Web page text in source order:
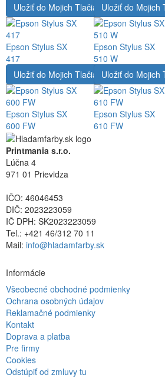
Uložiť do Mojich Tlačiarní
Epson Stylus SX
417
Uložiť do Mojich
Epson Stylus SX
510 W
Uložiť do Mojich Tlačiarní
Epson Stylus SX
600 FW
Uložiť do Mojich
Epson Stylus SX
610 FW
Printmania s.r.o.
Lúčna 4
971 01 Prievidza
IČO: 46046453
DIČ: 2023223059
IČ DPH: SK2023223059
Tel.: +421 46/312 70 11
Mail: info@hladamfarby.sk
Informácie
Všeobecné obchodné podmienky
Ochrana osobných údajov
Reklamačné podmienky
Kontakt
Doprava a platba
Pre firmy
Cookies
Odstúpiť od zmluvy tu